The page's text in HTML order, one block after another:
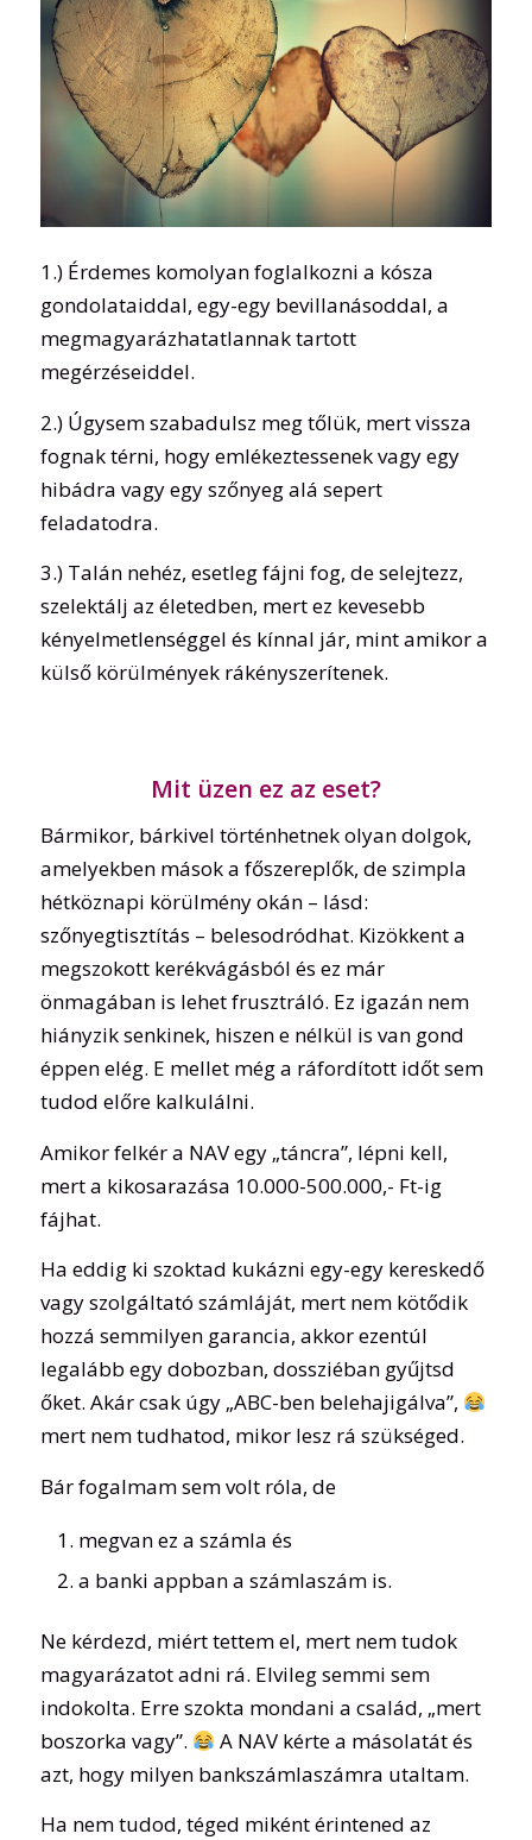
1.) Érdemes komolyan foglalkozni a kósza
gondolataiddal, egy-egy bevillanásoddal, a
megmagyarázhatatlannak tartott
megérzéseiddel.
2.) Úgysem szabadulsz meg tőlük, mert vissza
fognak térni, hogy emlékeztessenek vagy egy
hibádra vagy egy szőnyeg alá sepert
feladatodra.
3.) Talán nehéz, esetleg fájni fog, de selejtezz,
szelektálj az életedben, mert ez kevesebb
kényelmetlenséggel és kínnal jár, mint amikor a
külső körülmények rákényszerítenek.
Mit üzen ez az eset?
Bármikor, bárkivel történhetnek olyan dolgok,
amelyekben mások a főszereplők, de szimpla
hétköznapi körülmény okán – lásd:
szőnyegtisztítás – belesodródhat. Kizökkent a
megszokott kerékvágásból és ez már
önmagában is lehet frusztráló. Ez igazán nem
hiányzik senkinek, hiszen e nélkül is van gond
éppen elég. E mellet még a ráfordított időt sem
tudod előre kalkulálni.
Amikor felkér a NAV egy „táncra”, lépni kell,
mert a kikosarazása 10.000-500.000,- Ft-ig
fájhat.
Ha eddig ki szoktad kukázni egy-egy kereskedő
vagy szolgáltató számláját, mert nem kötődik
hozzá semmilyen garancia, akkor ezentúl
legalább egy dobozban, dossziéban gyűjtsd
őket. Akár csak úgy „ABC-ben belehajigálva”,
mert nem tudhatod, mikor lesz rá szükséged.
Bár fogalmam sem volt róla, de
megvan ez a számla és
a banki appban a számlaszám is.
Ne kérdezd, miért tettem el, mert nem tudok
magyarázatot adni rá. Elvileg semmi sem
indokolta. Erre szokta mondani a család, „mert
boszorka vagy”.
A NAV kérte a másolatát és
azt, hogy milyen bankszámlaszámra utaltam.
Ha nem tudod, téged miként érintened az